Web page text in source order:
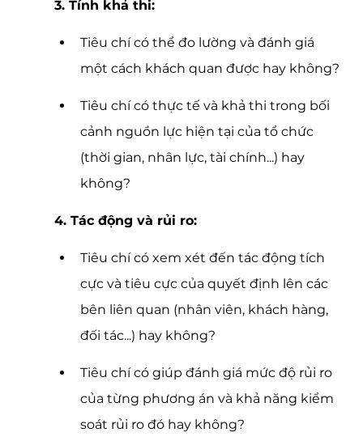
3. Tính khả thi:
Tiêu chí có thể đo lường và đánh giá
một cách khách quan được hay không?
Tiêu chí có thực tế và khả thi trong bối
cảnh nguồn lực hiện tại của tổ chức
(thời gian, nhân lực, tài chính...) hay
không?
4. Tác động và rủi ro:
Tiêu chí có xem xét đến tác động tích
cực và tiêu cực của quyết định lên các
bên liên quan (nhân viên, khách hàng,
đối tác...) hay không?
Tiêu chí có giúp đánh giá mức độ rủi ro
của từng phương án và khả năng kiểm
soát rủi ro đó hay không?